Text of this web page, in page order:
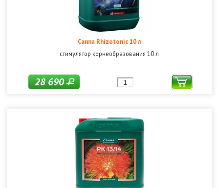
Canna Rhizotonic 10 л
стимулятор корнеобразования 10 л
28 690Р